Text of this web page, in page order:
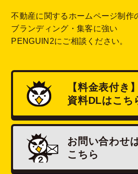
不動産に関するホームページ制作
ブランディング・集客に強い
PENGUIN2にご相談ください。
【料金表付き】
資料DLはこち
お問い合わせ
こちら